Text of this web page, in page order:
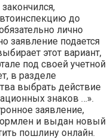
до
лично
заявление подается
этот вариант,
под своей учетной
в разделе
выбрать действие
знаков …».
заявление,
и выдан новый
пошлину онлайн.